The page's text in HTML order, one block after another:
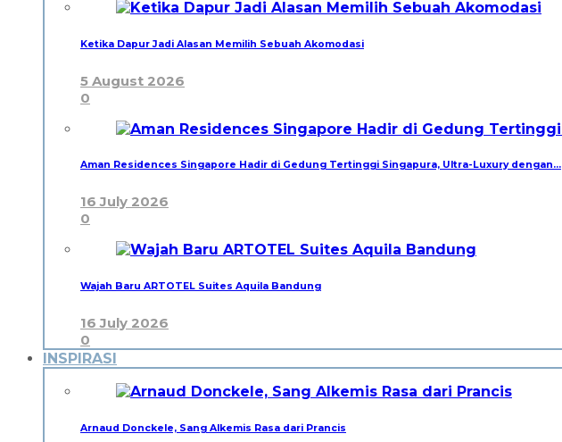
Ketika Dapur Jadi Alasan Memilih Sebuah Akomodasi
5 August 2026
0
Aman Residences Singapore Hadir di Gedung Tertinggi Singapura, Ultra-Luxury dengan…
16 July 2026
0
Wajah Baru ARTOTEL Suites Aquila Bandung
16 July 2026
0
INSPIRASI
Arnaud Donckele, Sang Alkemis Rasa dari Prancis